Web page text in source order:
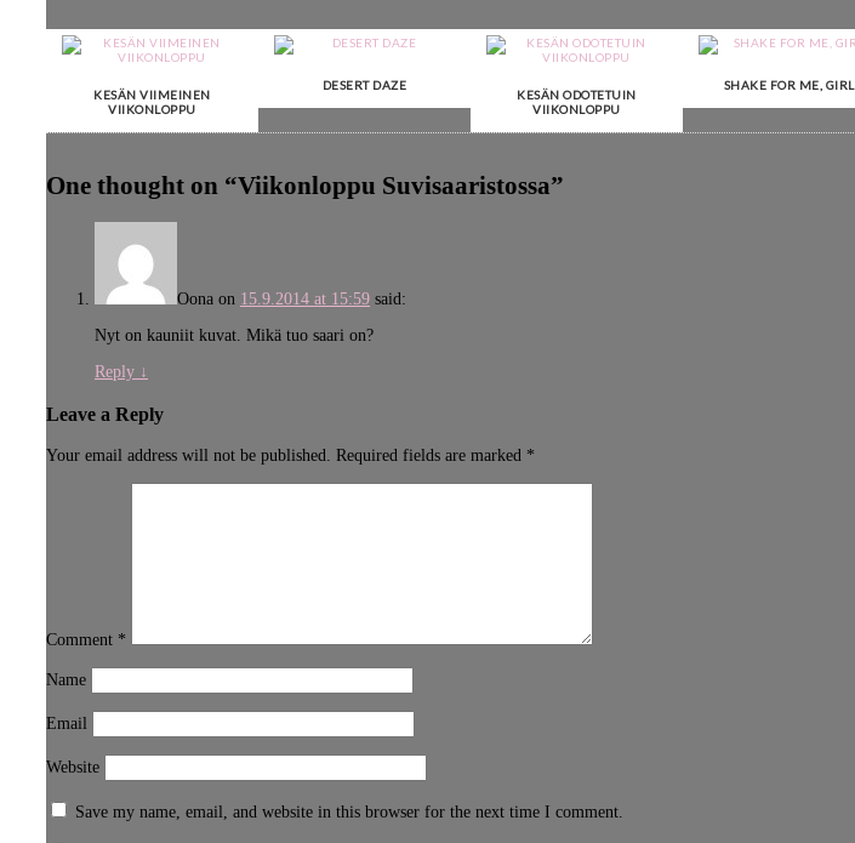
KESÄN VIIMEINEN
VIIKONLOPPU
DESERT DAZE
KESÄN ODOTETUIN
VIIKONLOPPU
SHAKE FOR ME, GIRL
One thought on “Viikonloppu Suvisaaristossa”
Oona on 15.9.2014 at 15:59 said:
Nyt on kauniit kuvat. Mikä tuo saari on?
Reply ↓
Leave a Reply
Your email address will not be published. Required fields are marked *
Comment *
Name
Email
Website
Save my name, email, and website in this browser for the next time I comment.